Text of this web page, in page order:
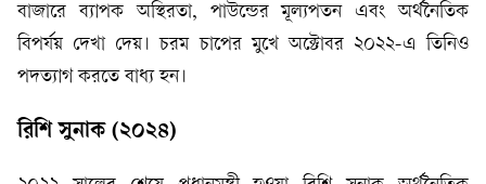
বাজারে ব্যাপক অস্থিরতা, পাউন্ডের মূল্যপতন এবং অর্থনৈতিক
বিপর্যয় দেখা দেয়। চরম চাপের মুখে অক্টোবর ২০২২-এ তিনিও
পদত্যাগ করতে বাধ্য হন।
রিশি সুনাক (২০২৪)